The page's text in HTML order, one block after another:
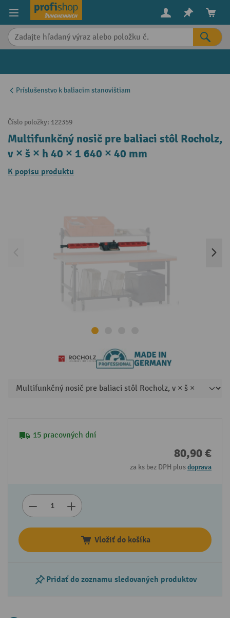
content
Príslušenstvo k baliacim stanovištiam
Číslo položky: 122359
Multifunkčný nosič pre baliaci stôl Rocholz,
v × š × h 40 × 1 640 × 40 mm
K popisu produktu
15 pracovných dní
80,90 €
za ks bez DPH plusdoprava
Vložiť do košíka
Pridať do zoznamu sledovaných produktov